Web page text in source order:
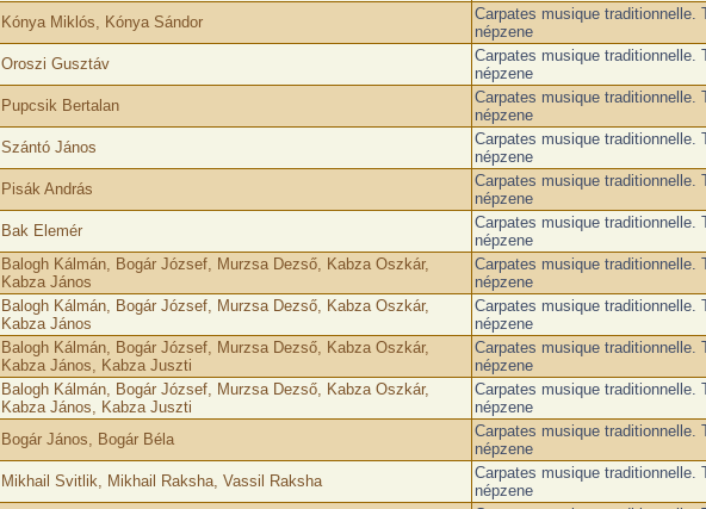
Kónya Miklós, Kónya Sándor
Carpates musique traditionnelle.
népzene
Oroszi Gusztáv
Carpates musique traditionnelle.
népzene
Pupcsik Bertalan
Carpates musique traditionnelle.
népzene
Szántó János
Carpates musique traditionnelle.
népzene
Pisák András
Carpates musique traditionnelle.
népzene
Bak Elemér
Carpates musique traditionnelle.
népzene
Balogh Kálmán, Bogár József, Murzsa Dezső, Kabza Oszkár,
Kabza János
Carpates musique traditionnelle.
népzene
Balogh Kálmán, Bogár József, Murzsa Dezső, Kabza Oszkár,
Kabza János
Carpates musique traditionnelle.
népzene
Balogh Kálmán, Bogár József, Murzsa Dezső, Kabza Oszkár,
Kabza János, Kabza Juszti
Carpates musique traditionnelle.
népzene
Balogh Kálmán, Bogár József, Murzsa Dezső, Kabza Oszkár,
Kabza János, Kabza Juszti
Carpates musique traditionnelle.
népzene
Bogár János, Bogár Béla
Carpates musique traditionnelle.
népzene
Mikhail Svitlik, Mikhail Raksha, Vassil Raksha
Carpates musique traditionnelle.
népzene